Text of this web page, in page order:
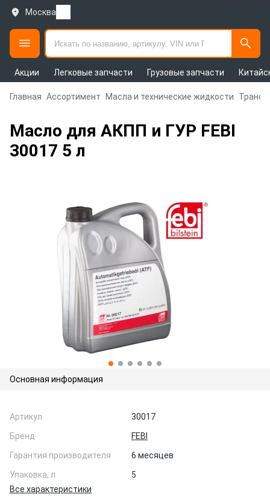
Москва
Акции Легковые запчасти Грузовые запчасти
Главная Ассортимент Масла и технические жидкости
Масло для АКПП и ГУР FEBI
30017 5 л
Основная информация
Артикул
30017
Бренд
FEBI
Гарантия производителя
6 месяцев
Упаковка, л
5
Все характеристики